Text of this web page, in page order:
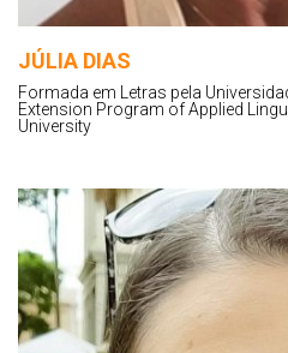
JÚLIA DIAS
Formada em Letras pela
Extension Program of Applied
University